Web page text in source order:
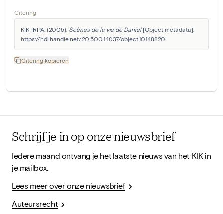
Citering
KIK-IRPA. (2005). Scènes de la vie de Daniel [Object metadata].
https://hdl.handle.net/20.500.14037/object.10148820
Citering kopiëren
Schrijf je in op onze nieuwsbrief
Iedere maand ontvang je het laatste nieuws van het KIK in
je mailbox.
Lees meer over onze nieuwsbrief
Auteursrecht